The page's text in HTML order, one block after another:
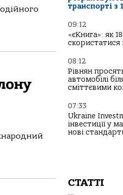
транспорті з
09:12
«єКнига»: як
08:12
Рівнян
автомобілі
сміттєвими
07:33
Ukraine
інвестиції у
нові
СТАТТІ